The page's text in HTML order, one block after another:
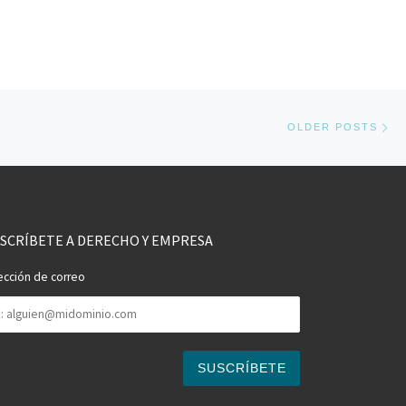
OLDER POSTS
A DERECHO Y EMPRESA
de correo